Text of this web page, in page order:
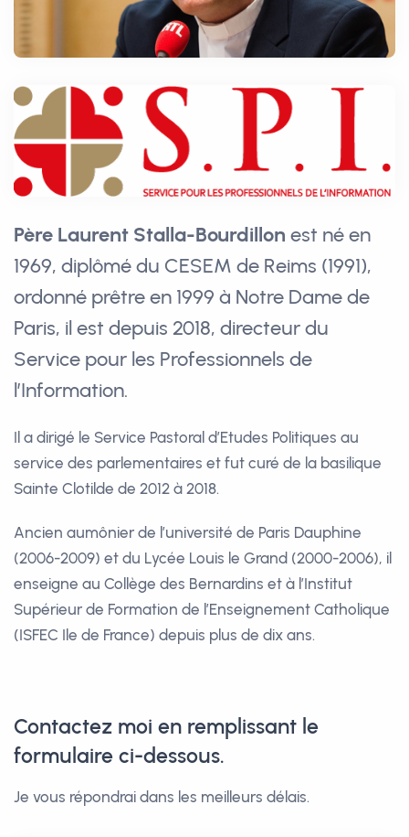
Père Laurent Stalla-Bourdillon est né en
1969, diplômé du CESEM de Reims (1991),
ordonné prêtre en 1999 à Notre Dame de
Paris, il est depuis 2018, directeur du
Service pour les Professionnels de
l’Information.
Il a dirigé le Service Pastoral d’Etudes Politiques au
service des parlementaires et fut curé de la basilique
Sainte Clotilde de 2012 à 2018.
Ancien aumônier de l’université de Paris Dauphine
(2006-2009) et du Lycée Louis le Grand (2000-2006), il
enseigne au Collège des Bernardins et à l’Institut
Supérieur de Formation de l’Enseignement Catholique
(ISFEC Ile de France) depuis plus de dix ans.
Contactez moi en remplissant le
formulaire ci-dessous.
Je vous répondrai dans les meilleurs délais.